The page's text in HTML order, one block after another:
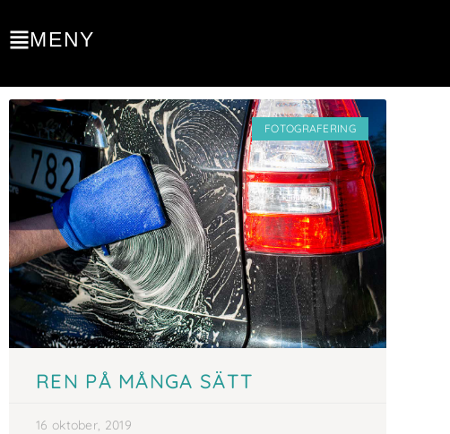
MENY
FOTOGRAFERING
REN PÅ MÅNGA SÄTT
16 oktober, 2019